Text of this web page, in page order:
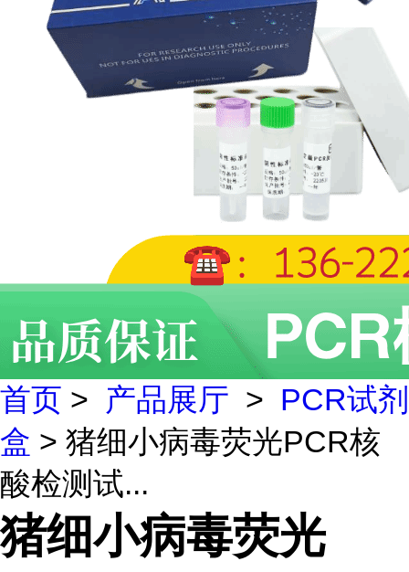
首页 > 产品展厅 > PCR试剂
盒 > 猪细小病毒荧光PCR核
酸检测试...
猪细小病毒荧光